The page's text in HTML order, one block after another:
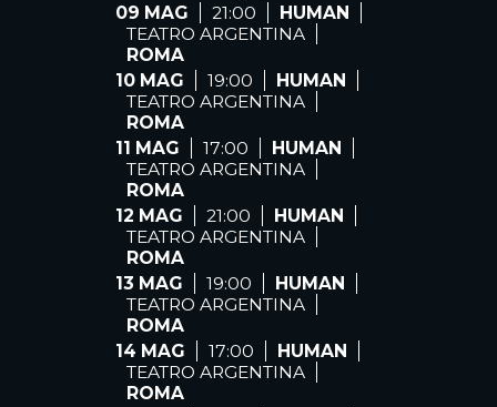
09 MAG
21:00
HUMAN
TEATRO ARGENTINA
ROMA
10 MAG
19:00
HUMAN
TEATRO ARGENTINA
ROMA
11 MAG
17:00
HUMAN
TEATRO ARGENTINA
ROMA
12 MAG
21:00
HUMAN
TEATRO ARGENTINA
ROMA
13 MAG
19:00
HUMAN
TEATRO ARGENTINA
ROMA
14 MAG
17:00
HUMAN
TEATRO ARGENTINA
ROMA